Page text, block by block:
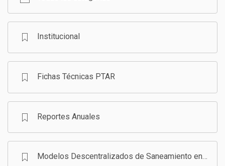
Institucional
Fichas Técnicas PTAR
Reportes Anuales
Modelos Descentralizados de Saneamiento en Bolivia - Programa